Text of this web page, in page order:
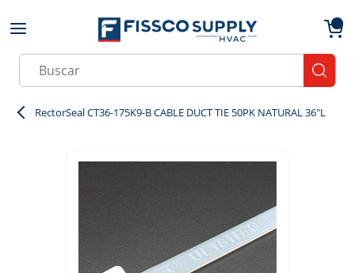
Skip to main content
Site Search
RectorSeal CT36-175K9-B CABLE DUCT TIE 50PK NATURAL 36"L